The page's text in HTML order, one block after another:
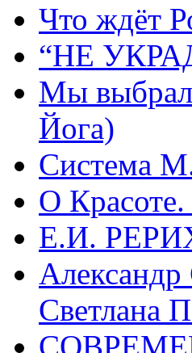
Что ждёт
“НЕ
Мы
Йога)
Система
О
Е.И.
Светлана